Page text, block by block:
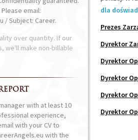
dla
Prezes
Dyrektor
Dyrektor
Dyrektor
Dyrektor
Dyrektor
email:
/ Subject: Career.
over quantity. If our
we'll make non-billable
with at least 10
experience,
with your CV to
with the